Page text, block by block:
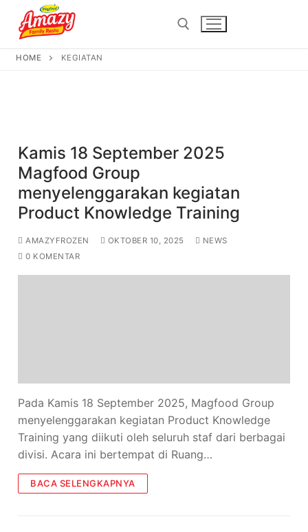
kegiatan
HOME KEGIATAN
Kamis 18 September 2025
Magfood Group
menyelenggarakan kegiatan
Product Knowledge Training
AMAZYFROZEN OKTOBER 10, 2025
NEWS
0 KOMENTAR
Pada Kamis 18 September 2025, Magfood Group
menyelenggarakan kegiatan Product Knowledge
Training yang diikuti oleh seluruh staf dari berbagai
divisi. Acara ini bertempat di Ruang…
BACA SELENGKAPNYA